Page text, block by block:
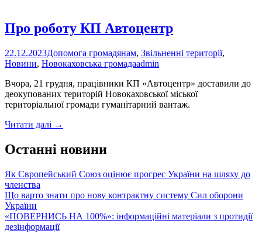
чи
ображатися
Про роботу КП Автоцентр
22.12.2023Допомога громадянам, Звільненні території,
Новини, Новокаховська громадаadmin
Вчора, 21 грудня, працівники КП «Автоцентр» доставили до
деокупованих територій Новокаховської міської
територіальної громади гуманітарний вантаж.
Читати далі Про
КП
Автоцентр
→
Останні новини
Як Європейський Союз оцінює прогрес України на шляху до
членства
Що варто знати про нову контрактну систему Сил оборони
України
«ПОВЕРНИСЬ НА 100%»: інформаційні матеріали з протидії
дезінформації